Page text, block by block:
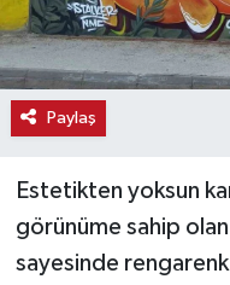
Paylaş
Estetikten yoksun
görünüme sahip olan
sayesinde
Resmi İlanlar
Sağlık
Siyaset
Spor